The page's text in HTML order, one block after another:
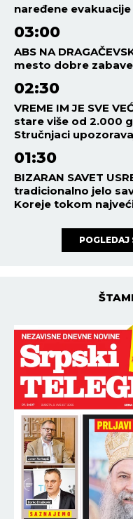
naređene evakuacije
03:00
ABS NA
mesto dobre
02:30
VREME IM JE SVE
stare više od 2.000
Stručnjaci
01:30
BIZARAN SAVET
tradicionalno jelo
Koreje tokom
POGLEDAJ